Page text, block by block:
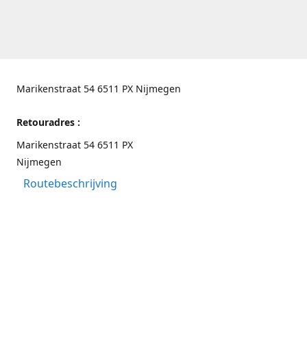
Marikenstraat 54 6511 PX Nijmegen
Retouradres :
Marikenstraat 54 6511 PX
Nijmegen
Routebeschrijving